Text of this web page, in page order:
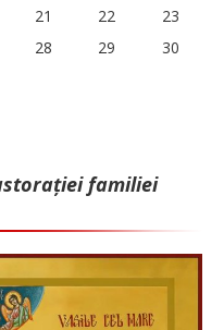
21 22
23
28 29
30
familiei